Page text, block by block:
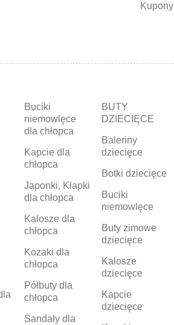
Kupony
Buciki
niemowlęce
dla chłopca
Kapcie dla
chłopca
Japonki, Klapki
dla chłopca
Kalosze dla
chłopca
Kozaki dla
chłopca
Półbuty dla
chłopca
Sandały dla
BUTY
DZIECIĘCE
Baleriny
dziecięce
Botki dziecięce
Buciki
niemowlęce
Buty zimowe
dziecięce
Kalosze
dziecięce
Kapcie
dziecięce